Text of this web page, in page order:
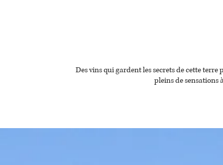
Des vins qui gardent les secrets de cette
pleins de sensations